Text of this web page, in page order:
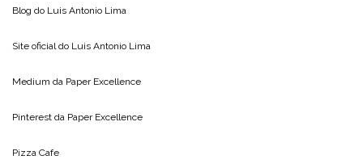
Blog do Luis Antonio Lima
Site oficial do Luis Antonio Lima
Medium da Paper Excellence
Pinterest da Paper Excellence
Pizza Cafe